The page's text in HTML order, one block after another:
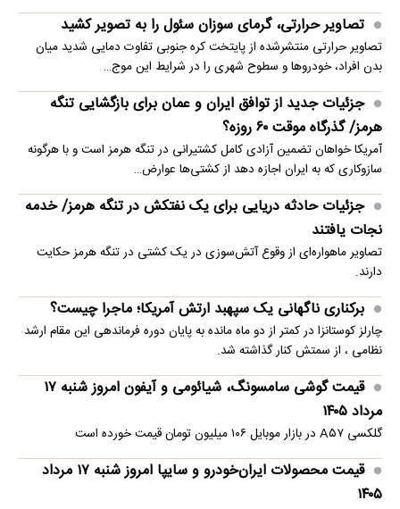
تصاویر حرارتی، گرمای سوزان سئول را به تصویر کشید
تصاویر حرارتی منتشرشده از پایتخت کره جنوبی تفاوت دمایی شدید میان
بدن افراد، خودروها و سطوح شهری را در شرایط این موج…
جزئیات جدید از توافق ایران و عمان برای بازگشایی تنگه
هرمز/ گذرگاه موقت ۶۰ روزه؟
آمریکا خواهان تضمین آزادی کامل کشتیرانی در تنگه هرمز است و با هرگونه
سازوکاری که به ایران اجازه دهد از کشتی‌ها عوارض…
جزئیات حادثه دریایی برای یک نفتکش در تنگه هرمز/ خدمه
نجات یافتند
تصاویر ماهو‌اره‌ای از وقوع آتش‌سوزی در یک کشتی در تنگه هرمز حکایت
دارند.
برکناری ناگهانی یک سپهبد ارتش آمریکا؛ ماجرا چیست؟
چارلز کوستانزا در کمتر از دو ماه مانده به پایان دوره فرماندهی این مقام ارشد
نظامی ، از سمتش کنار گذاشته شد.
قیمت گوشی سامسونگ، شیائومی و آیفون امروز شنبه ۱۷
مرداد ۱۴۰۵
گلکسی A۵۷ در بازار موبایل ۱۰۶ میلیون تومان قیمت خورده است
قیمت محصولات ایران‌خودرو و سایپا امروز شنبه ۱۷ مرداد
۱۴۰۵